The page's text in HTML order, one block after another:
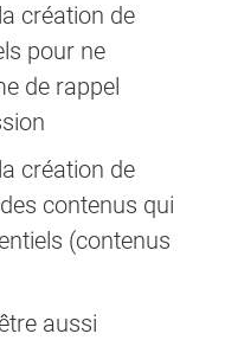
création de
pour ne
de rappel
création de
contenus qui
(contenus
aussi